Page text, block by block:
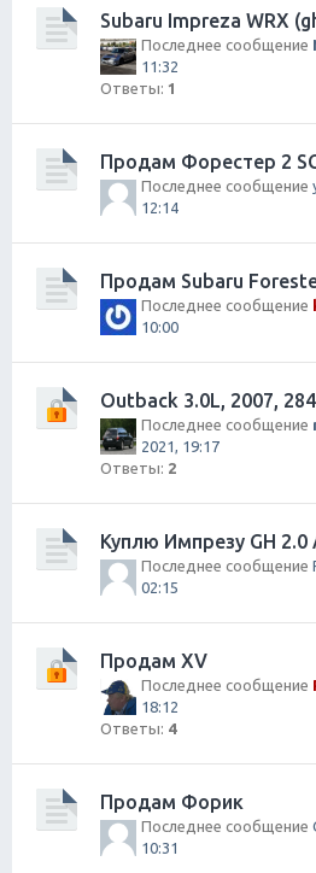
Subaru Impreza WRX
Последнее сообщение
11:32
Ответы: 1
Продам Форестер 2
Последнее сообщение
12:14
Продам Subaru
Последнее сообщение
10:00
Outback 3.0L, 2007,
Последнее сообщение
2021, 19:17
Ответы: 2
Куплю Импрезу GH 2.0
Последнее сообщение
02:15
Продам XV
Последнее сообщение
18:12
Ответы: 4
Продам Форик
Последнее сообщение
10:31